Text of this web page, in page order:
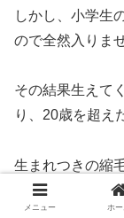
しかし、小学生
ので全然入りま
その結果生えて
り、20歳を超え
生まれつきの縮
使用などで、縮
メニュー ホー